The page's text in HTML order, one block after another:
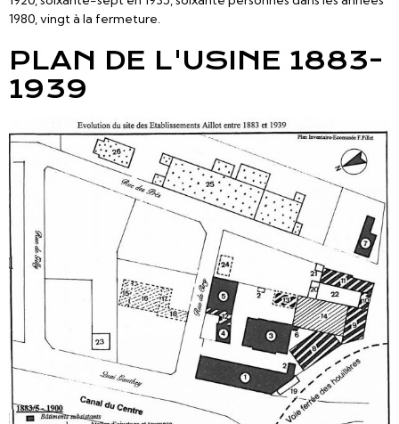
1980, vingt à la fermeture.
PLAN DE L'USINE 1883-
1939